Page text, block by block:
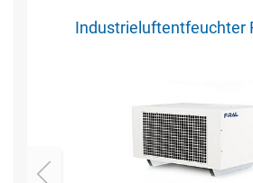
Industrieluftentfeuchter